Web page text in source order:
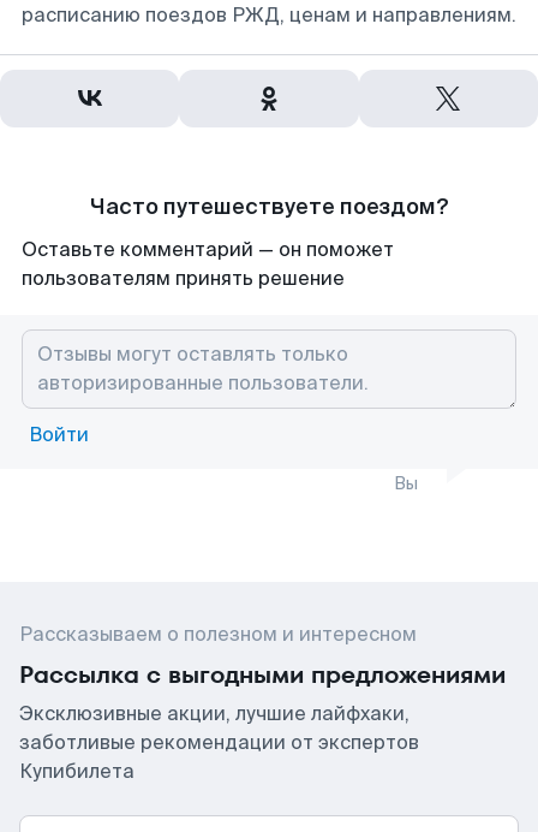
расписанию поездов РЖД, ценам и направлениям.
Часто путешествуете поездом?
Оставьте комментарий — он поможет
пользователям принять решение
Войти
Вы
Рассказываем о полезном и интересном
Рассылка с выгодными предложениями
Эксклюзивные акции, лучшие лайфхаки,
заботливые рекомендации от экспертов
Купибилета